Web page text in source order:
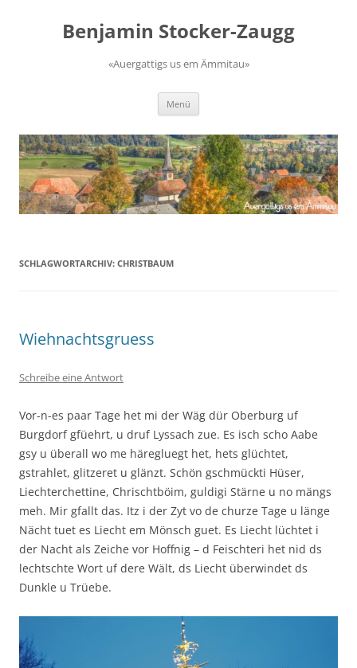
springenBenjamin Stocker-Zaugg
«Auergattigs us em Ämmitau»
Menü
SCHLAGWORTARCHIV: CHRISTBAUM
Wiehnachtsgruess
Schreibe eine Antwort
Vor-n-es paar Tage het mi der Wäg dür Oberburg uf
Burgdorf gfüehrt, u druf Lyssach zue. Es isch scho Aabe
gsy u überall wo me häregluegt het, hets glüchtet,
gstrahlet, glitzeret u glänzt. Schön gschmückti Hüser,
Liechterchettine, Chrischtböim, guldigi Stärne u no mängs
meh. Mir gfallt das. Itz i der Zyt vo de churze Tage u länge
Nächt tuet es Liecht em Mönsch guet. Es Liecht lüchtet i
der Nacht als Zeiche vor Hoffnig – d Feischteri het nid ds
lechtschte Wort uf dere Wält, ds Liecht überwindet ds
Dunkle u Trüebe.